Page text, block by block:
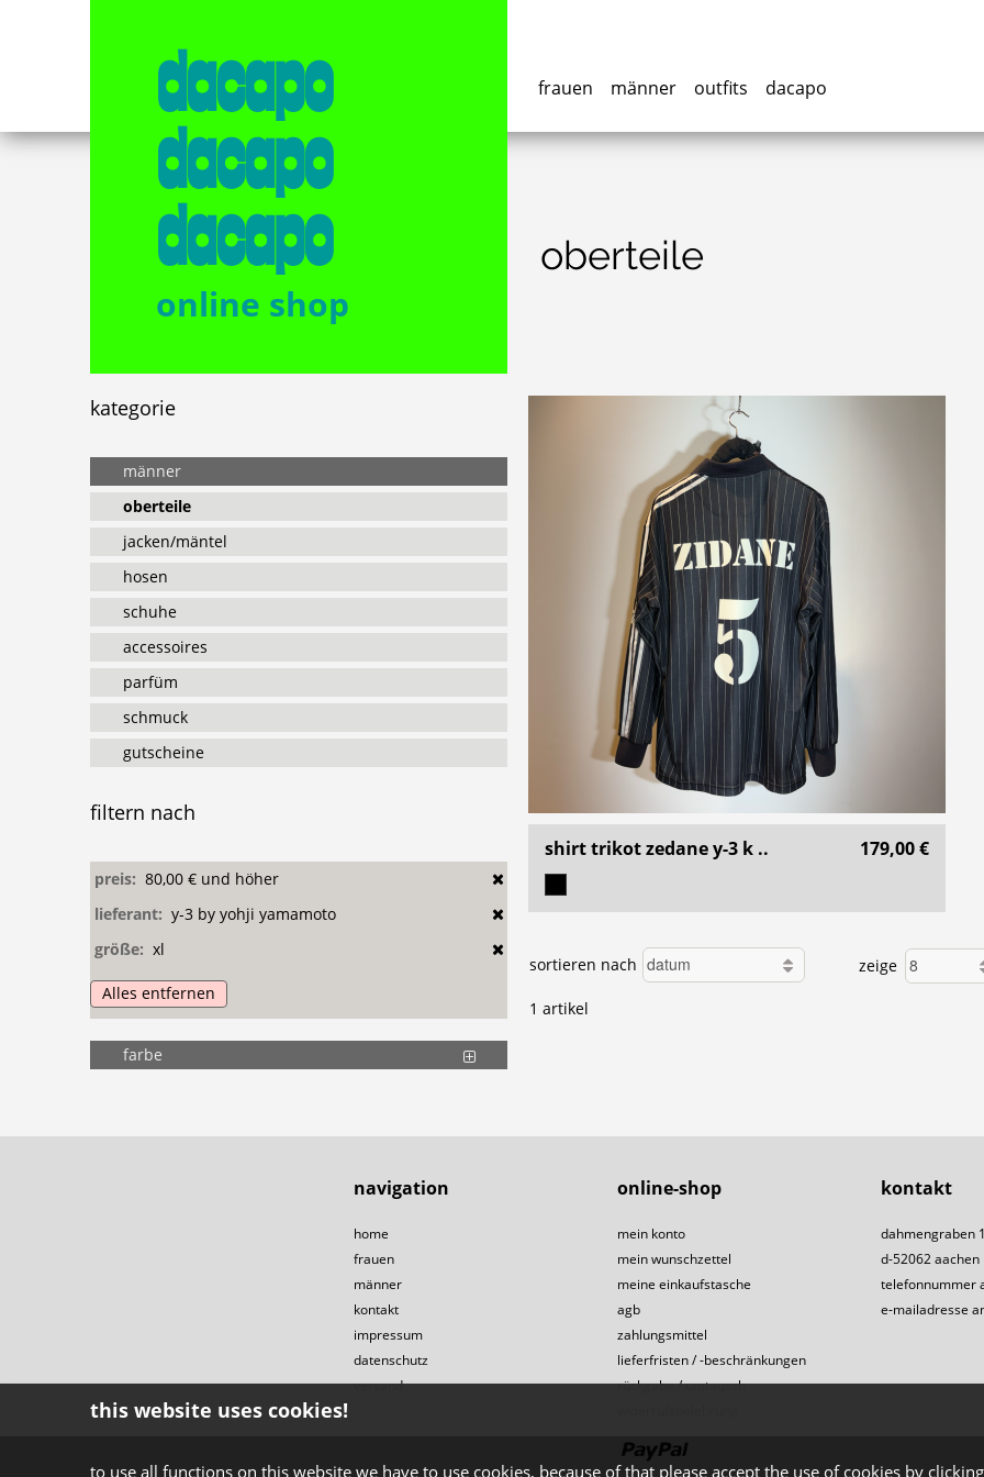
dacapo
dacapo
dacapo
online shop
frauen männer outfits dacapo
kategorie
männer
oberteile
jacken/mäntel
hosen
schuhe
accessoires
parfüm
schmuck
gutscheine
filtern nach
preis: 80,00 € und höher
lieferant: y-3 by yohji yamamoto
größe: xl
Alles entfernen
farbe
oberteile
shirt trikot zedane y-3 k .. 179,00 €
sortieren nach zeige
1 artikel
navigation
home
frauen
männer
kontakt
impressum
datenschutz
versand
online-shop
mein konto
mein wunschzettel
meine einkaufstasche
agb
zahlungsmittel
lieferfristen / -beschränkungen
rückgabe / umtausch
kontakt
dahmengraben 1
d-52062 aachen
telefonnummer
e-mailadresse
this website uses cookies!
to use all functions on this website we have to use cookies, because of that please accept the use of cookies by